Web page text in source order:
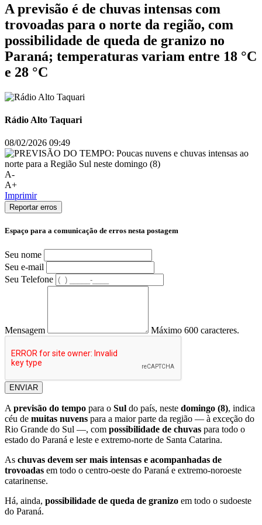
A previsão é de chuvas intensas com
trovoadas para o norte da região, com
possibilidade de queda de granizo no
Paraná; temperaturas variam entre 18 °C
e 28 °C
Rádio Alto Taquari
08/02/2026 09:49
A-
A+
Imprimir
Reportar erros
Espaço para a comunicação de erros nesta postagem
Seu nome
Seu e-mail
Seu Telefone
Mensagem Máximo 600 caracteres.
ENVIAR
A previsão do tempo para o Sul do país, neste domingo (8), indica
céu de muitas nuvens para a maior parte da região — à exceção do
Rio Grande do Sul —, com possibilidade de chuvas para todo o
estado do Paraná e leste e extremo-norte de Santa Catarina.
As chuvas devem ser mais intensas e acompanhadas de
trovoadas em todo o centro-oeste do Paraná e extremo-noroeste
catarinense.
Há, ainda, possibilidade de queda de granizo em todo o sudoeste
do Paraná.